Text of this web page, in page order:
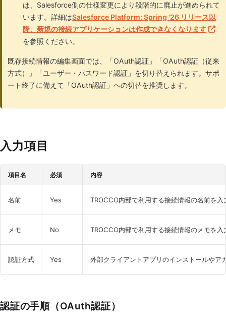
は、Salesforce側の仕様変更により段階的に廃止が進められて
います。詳細はSalesforce Platform: Spring '26 リリース以
降、新規の接続アプリケーションは作成できなくなります
を参照ください。
既存接続情報の編集画面では、「OAuth認証」「OAuth認証（従来
方式）」「ユーザー・パスワード認証」を切り替えられます。サポ
ート終了に備えて「OAuth認証」への切替を推奨します。
入力項目
項目名 必須 内容
名前 Yes TROCCO内部で利用する接続情報の名前を入
メモ No TROCCO内部で利用する接続情報のメモを入
認証方式 Yes 外部クライアントアプリのインストールやア
認証の手順（OAuth認証）